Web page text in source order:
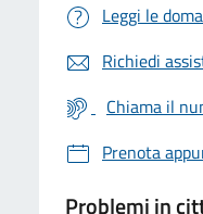
Leggi le
Richiedi
Chiama il
Prenota
Problemi in